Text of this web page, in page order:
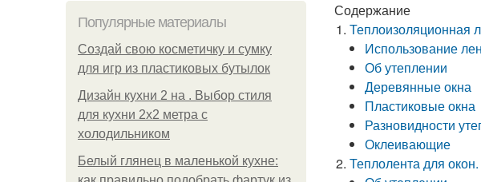
Популярные материалы
Создай свою косметичку и сумку
для игр из пластиковых бутылок
Дизайн кухни 2 на . Выбор стиля
для кухни 2х2 метра с
холодильником
Белый глянец в маленькой кухне:
Содержание
Теплоизоляционная
Использование
Об утеплении
Деревянные окна
Пластиковые окна
Разновидности
Оклеивающие
Теплолента для